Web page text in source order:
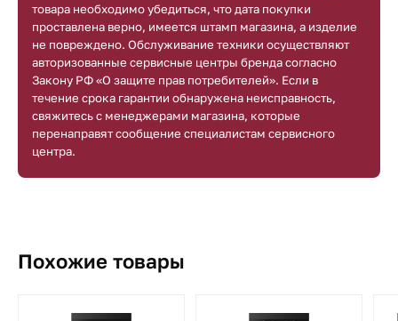
товара необходимо убедиться, что дата покупки
проставлена верно, имеется штамп магазина, а изделие
не повреждено. Обслуживание техники осуществляют
авторизованные сервисные центры бренда согласно
Закону РФ «О защите прав потребителей». Если в
течение срока гарантии обнаружена неисправность,
свяжитесь с менеджерами магазина, которые
перенаправят сообщение специалистам сервисного
центра.
Похожие товары